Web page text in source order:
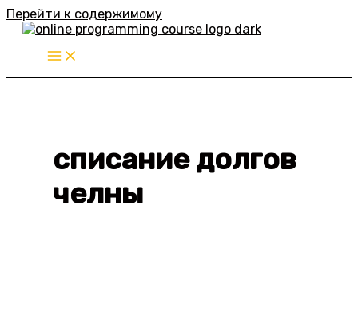
Перейти к содержимому
списание долгов
челны